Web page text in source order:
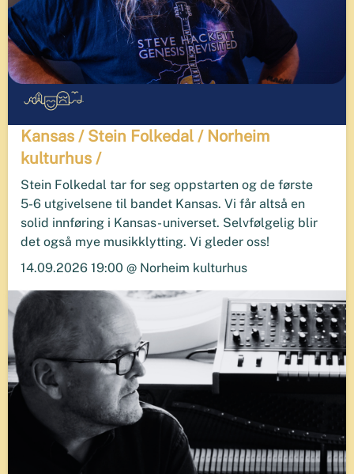
Kansas / Stein Folkedal / Norheim
kulturhus /
Stein Folkedal tar for seg oppstarten og de første
5-6 utgivelsene til bandet Kansas. Vi får altså en
solid innføring i Kansas- universet. Selvfølgelig blir
det også mye musikklytting. Vi gleder oss!
14.09.2026 19:00 @ Norheim kulturhus